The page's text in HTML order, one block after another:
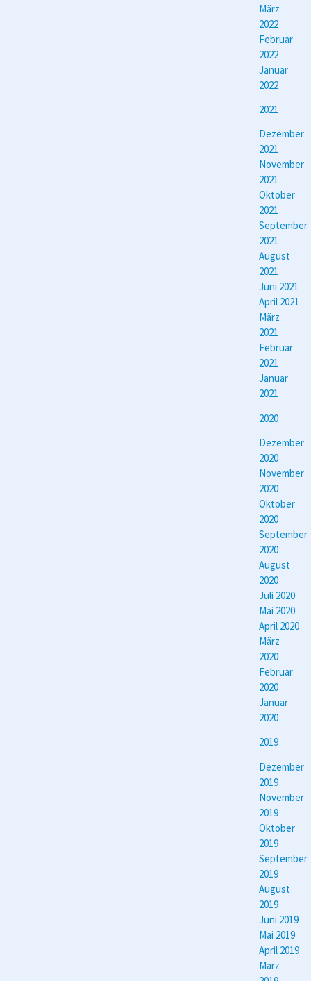
März
2022
Februar
2022
Januar
2022
2021
Dezember
2021
November
2021
Oktober
2021
September
2021
August
2021
Juni 2021
April 2021
März
2021
Februar
2021
Januar
2021
2020
Dezember
2020
November
2020
Oktober
2020
September
2020
August
2020
Juli 2020
Mai 2020
April 2020
März
2020
Februar
2020
Januar
2020
2019
Dezember
2019
November
2019
Oktober
2019
September
2019
August
2019
Juni 2019
Mai 2019
April 2019
März